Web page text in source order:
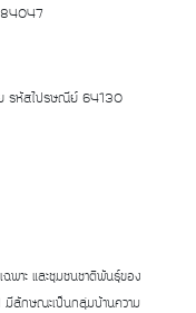
ย รหัสไปรษณีย์ 64130
พาะ และชุมชนชาติพันธุ์ของ
ลักษณะเป็นกลุ่มบ้านความ